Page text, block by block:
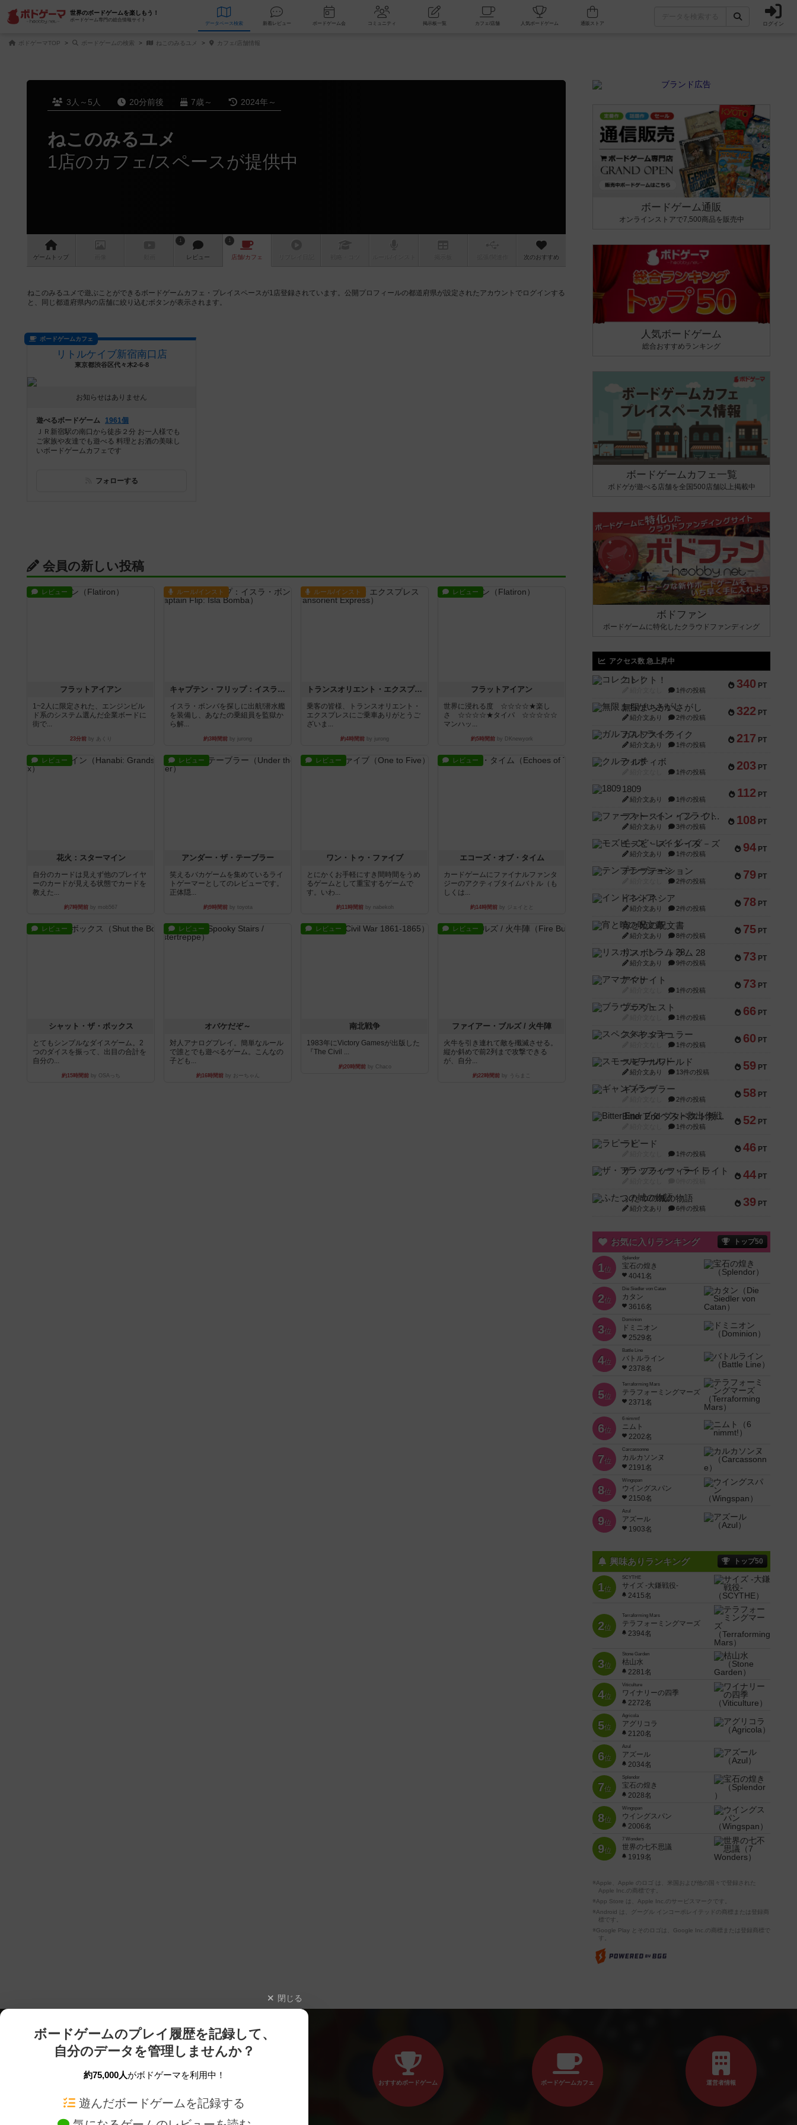
世界のボードゲームを楽しもう！
ボードゲーム専門の総合情報サイト
データベース 検索 新着レビュー ボードゲーム会 コミュニティ 掲示板一覧 カフェ/店舗 人気ボードゲーム ログイン
ボドゲーマTOP ボードゲームの検索 ねこのみるユメ カフェ/店舗情報
3人～5人 20分前後 7歳～ 2024年～
ねこのみるユメ
1店のカフェ/スペースが提供中
ゲーム トップ
1
レビュー
1
店舗/カフェ 次のおすすめ
ねこのみるユメで遊ぶことができるボードゲームカフェ・プレイスペースが1店登録されています。公開プロフィールの都道府県が設定されたアカウントでログインする
と、同じ都道府県内の店舗に絞り込むボタンが表示されます。
ボードゲームカフェ
リトルケイブ新宿南口店
東京都渋谷区代々木2-6-8
お知らせはありません
遊べるボードゲーム
1961個
ＪＲ新宿駅の南口から徒歩２分 お一人様でも
ご家族や友達でも遊べる 料理とお酒の美味し
いボードゲームカフェです
フォローする
会員の新しい投稿
レビュー
フラットアイアン
1~2人に限定された、エンジンビル
ド系のシステム選んだ企業ボードに
街で...
23分前by あくり
ルール/インスト
キャプテン・フリップ：イスラ・ボンバ
イスラ・ボンバを探しに出航!潜水艦
を装備し、あなたの乗組員を監獄か
ら解...
約3時間前 by jurong
ルール/インスト
トランスオリエント・エクスプレス
乗客の皆様、トランスオリエント・
エクスプレスにご乗車ありがとうご
ざいま...
約4時間前 by jurong
レビュー
フラットアイアン
世界に浸れる度 ☆☆☆☆★楽し
さ ☆☆☆☆★タイパ ☆☆☆☆☆
マンハッ...
約5時間前by DKnewyork
レビュー
花火：スターマイン
自分のカードは見えず他のプレイヤ
ーのカードが見える状態でカードを
教えた...
約7時間前 by mob567
レビュー
アンダー・ザ・テーブラー
笑えるバカゲームを集めているライ
トゲーマーとしてのレビューです。
正体隠...
約9時間前by toyota
レビュー
ワン・トゥ・ファイブ
とにかくお手軽にすき間時間をうめ
るゲームとして重宝するゲームで
す。いわ...
約11時間前by nabekoh
レビュー
エコーズ・オブ・タイム
カードゲームにファイナルファンタ
ジーのアクティブタイムバトル（も
しくは...
約14時間前by ジェイとと
レビュー
シャット・ザ・ボックス
とてもシンプルなダイスゲーム。2
つのダイスを振って、出目の合計を
自分の...
約15時間前by OSAっち
レビュー
オバケだぞ～
対人アナログプレイ。簡単なルール
で誰とでも遊べるゲーム。こんなの
子ども...
約16時間前by おーちゃん
レビュー
南北戦争
1983年にVictory Gamesが出版した
『The Civil ...
約20時間前by Chaco
レビュー
ファイアー・ブルズ / 火牛陣
火牛を引き連れて敵を殲滅させる。
縦か斜めで前2列まで攻撃できる
が、自分...
約22時間前 by うらまこ
ボードゲーム通販
オンラインストアで7,500商品を販売中
人気ボードゲーム
総合おすすめランキング
ボードゲームカフェ一覧
ボドゲが遊べる店舗を全国500店舗以上掲載中
ボドファン
ボードゲームに特化したクラウドファンディング
アクセス数 急上昇中
340 PT
コレクト！
1件の投稿
322 PT
無限まちがいさがし
紹介文あり 2件の投稿
217 PT
ガルフストライク
紹介文あり 1件の投稿
203 PT
クルティボ
1件の投稿
112 PT
1809
紹介文あり 1件の投稿
108 PT
ファースト・イン・フライト
紹介文あり 3件の投稿
94 PT
モズビ－ズ・レイダ－ズ
紹介文あり 1件の投稿
79 PT
テンプテーション
2件の投稿
78 PT
インドネシア
紹介文あり 2件の投稿
75 PT
宵と暁の呪文書
紹介文あり 8件の投稿
73 PT
リスボン・トラム 28
紹介文あり 9件の投稿
73 PT
アマナイト
1件の投稿
66 PT
ブラヴェスト
1件の投稿
60 PT
スペクタキュラー
1件の投稿
59 PT
スモールワールド
紹介文あり 13件の投稿
58 PT
ギャンブラー
2件の投稿
52 PT
Bitter End ブタペスト救出作戦
1件の投稿
46 PT
ラピード
1件の投稿
44 PT
ザ・フラッフィー・ライト
39 PT
ふたつの城の物語
紹介文あり 6件の投稿
お気に入りランキング トップ50
1位
Splendor
宝石の煌き
4041名
2位
Die Siedler von Catan
カタン
3616名
3位
Dominion
ドミニオン
2529名
4位
Battle Line
バトルライン
2378名
5位
Terraforming Mars
テラフォーミングマーズ
2371名
6位
6 nimmt!
ニムト
2202名
7位
Carcassonne
カルカソンヌ
2191名
8位
Wingspan
ウイングスパン
2150名
9位
Azul
アズール
1903名
興味ありランキング トップ50
1位
SCYTHE
サイズ -大鎌戦役-
2415名
2位
Terraforming Mars
テラフォーミングマーズ
2394名
3位
Stone Garden
枯山水
2281名
4位
Viticulture
ワイナリーの四季
2272名
5位
Agricola
アグリコラ
2120名
6位
Azul
アズール
2034名
7位
Splendor
宝石の煌き
2028名
8位
Wingspan
ウイングスパン
2006名
9位
7 Wonders
世界の七不思議
1919名
※Apple、Apple のロゴ は、米国および他の国々で登録された
Apple Inc.の商標です。
※App Store は、Apple Inc.のサービスマークです。
※Android は、グーグル インコーポレイテッドの商標または登録商
標です。
※Google Play とそのロゴは、Google Inc.の商標または登録商標で
す。
閉じる
ボードゲームのプレイ履歴を記録して、
自分のデータを管理しませんか？
約75,000人がボドゲーマを利用中！
遊んだボードゲームを記録する
おすすめボードゲーム ボードゲームカフェ 運営者情報